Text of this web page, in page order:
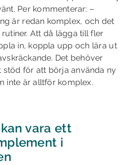
Per kommenterar: –
är redan komplex, och det
Att då lägga till fler
in, koppla upp och lära ut
Det behöver
för att börja använda ny
inte är alltför komplex.
vara ett
i